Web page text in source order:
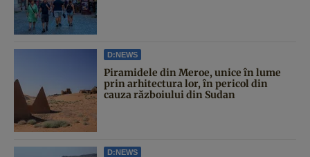
D:NEWS
Piramidele din Meroe, unice în lume
prin arhitectura lor, în pericol din
cauza războiului din Sudan
D:NEWS